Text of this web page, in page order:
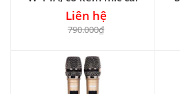
áo
Liên hệ
790.000₫